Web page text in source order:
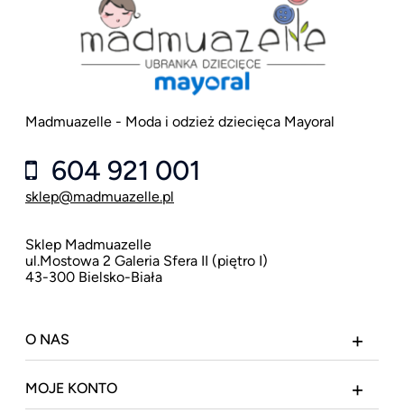
Madmuazelle - Moda i odzież dziecięca Mayoral
604 921 001
sklep@madmuazelle.pl
Sklep Madmuazelle
ul.Mostowa 2 Galeria Sfera II (piętro I)
43-300 Bielsko-Biała
O NAS
MOJE KONTO